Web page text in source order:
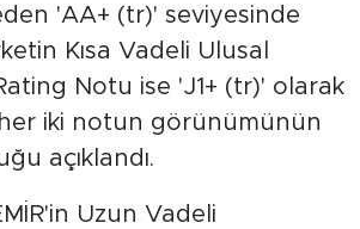
'AA+ (tr)' seviyesinde
Kısa Vadeli Ulusal
Notu ise 'J1+ (tr)' olarak
iki notun görünümünün
açıklandı.
Uzun Vadeli